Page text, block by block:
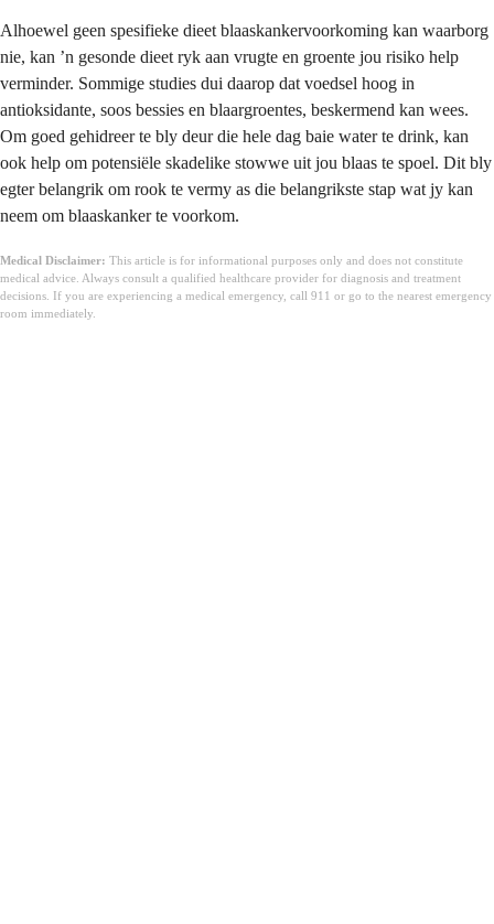
Alhoewel geen spesifieke dieet blaaskankervoorkoming kan waarborg
nie, kan ’n gesonde dieet ryk aan vrugte en groente jou risiko help
verminder. Sommige studies dui daarop dat voedsel hoog in
antioksidante, soos bessies en blaargroentes, beskermend kan wees.
Om goed gehidreer te bly deur die hele dag baie water te drink, kan
ook help om potensiële skadelike stowwe uit jou blaas te spoel. Dit bly
egter belangrik om rook te vermy as die belangrikste stap wat jy kan
neem om blaaskanker te voorkom.
Medical Disclaimer: This article is for informational purposes only and does not constitute
medical advice. Always consult a qualified healthcare provider for diagnosis and treatment
decisions. If you are experiencing a medical emergency, call 911 or go to the nearest emergency
room immediately.